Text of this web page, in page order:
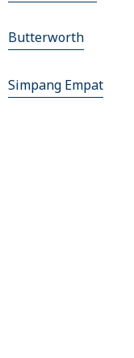
Butterworth
Simpang Empat